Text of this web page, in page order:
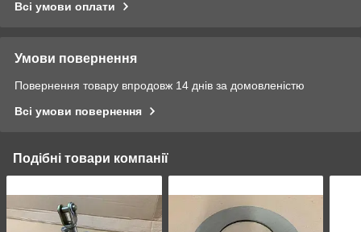
Всі умови оплати
Умови повернення
Повернення товару впродовж 14 днів за домовленістю
Всі умови повернення
Подібні товари компанії